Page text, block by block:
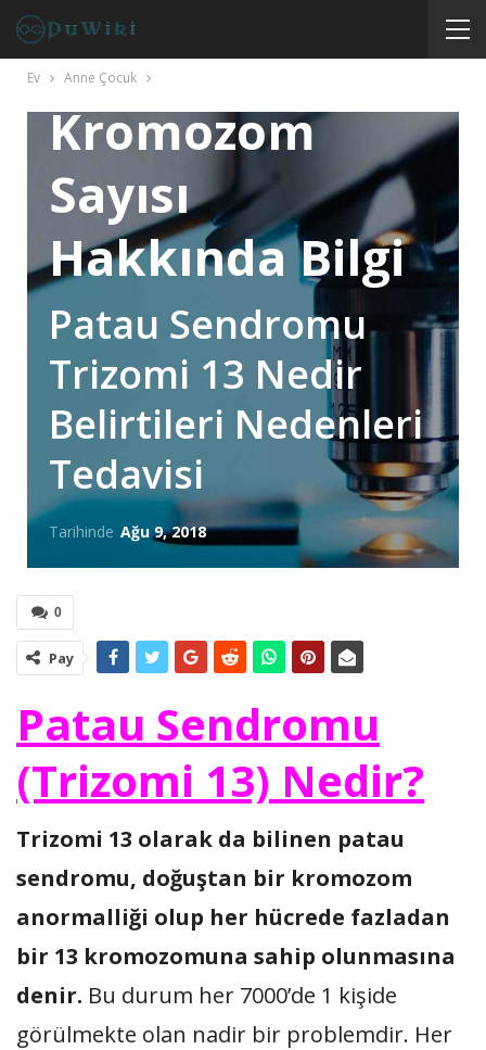
Ev Anne Çocuk
Nasıl Oluşur
Kromozom
Sayısı
Hakkında Bilgi
Patau Sendromu
Trizomi 13 Nedir
Belirtileri Nedenleri
Tedavisi
Tarihinde Ağu 9, 2018
0
Pay
Patau Sendromu
(Trizomi 13) Nedir?
Trizomi 13 olarak da bilinen patau
sendromu, doğuştan bir kromozom
anormalliği olup her hücrede fazladan
bir 13 kromozomuna sahip olunmasına
denir. Bu durum her 7000’de 1 kişide
görülmekte olan nadir bir problemdir. Her